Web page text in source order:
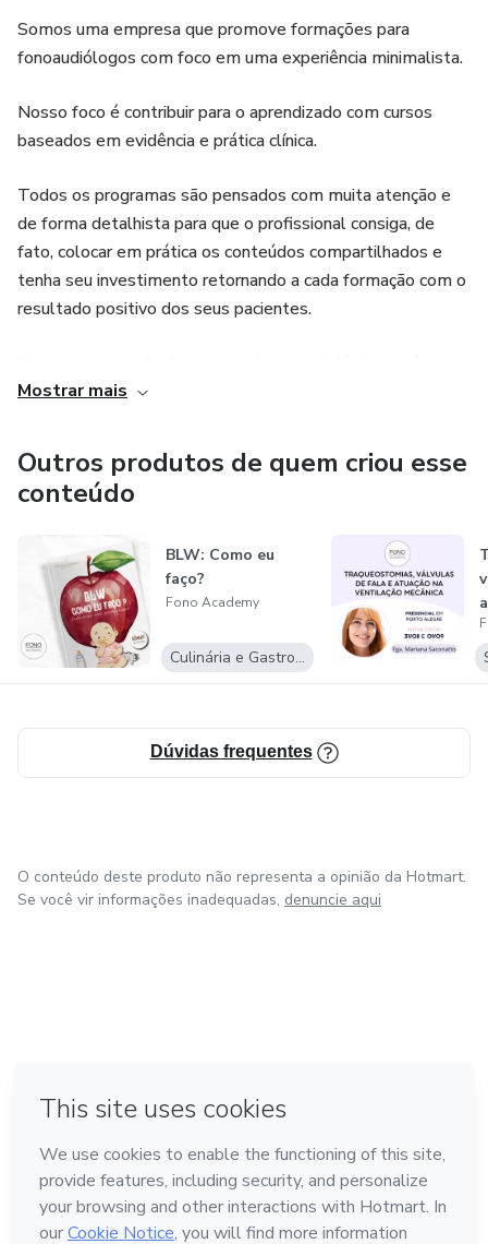
Somos uma empresa que promove formações para
fonoaudiólogos com foco em uma experiência minimalista.
Nosso foco é contribuir para o aprendizado com cursos
baseados em evidência e prática clínica.
Todos os programas são pensados com muita atenção e
de forma detalhista para que o profissional consiga, de
fato, colocar em prática os conteúdos compartilhados e
tenha seu investimento retornando a cada formação com o
resultado positivo dos seus pacientes.
voltada para fácil assimilação de conceitos.
suas redes sociais, vamos adorar saber que estamos com
você!
Mostrar mais
Outros produtos de quem criou esse
conteúdo
BLW: Como eu
faço?
Fono Academy
Culinária e Gastronomia
Dúvidas frequentes
O conteúdo deste produto não representa a opinião da Hotmart.
Se você vir informações inadequadas, denuncie aqui
Feito com ❤ em Bogotá
Conheça a Hotmart